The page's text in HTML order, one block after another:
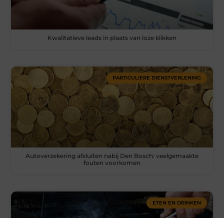
Kwalitatieve leads in plaats van loze klikken
PARTICULIERE DIENSTVERLENING
Autoverzekering afsluiten nabij Den Bosch: veelgemaakte
fouten voorkomen
ETEN EN DRINKEN